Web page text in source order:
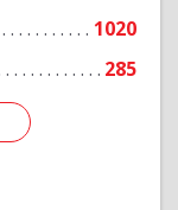
1020
285
Подробнее